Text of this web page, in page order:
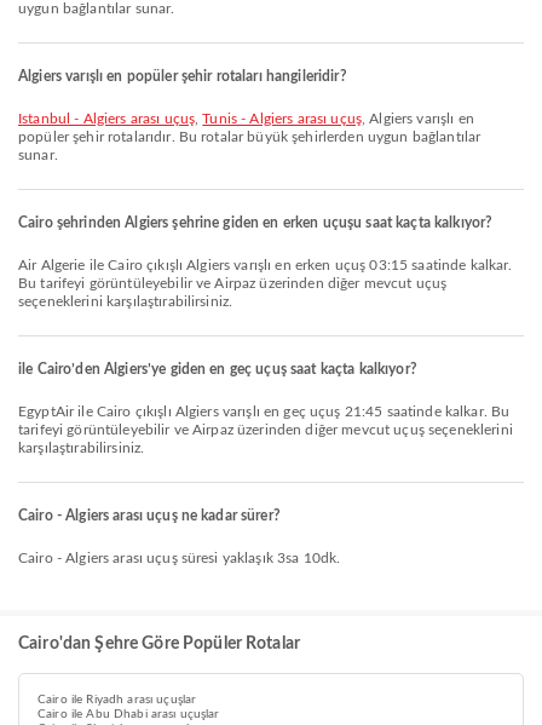
uygun bağlantılar sunar.
Algiers varışlı en popüler şehir rotaları hangileridir?
Istanbul - Algiers arası uçuş ,Tunis - Algiers arası uçuş, Algiers varışlı en
popüler şehir rotalarıdır. Bu rotalar büyük şehirlerden uygun bağlantılar
sunar.
Cairo şehrinden Algiers şehrine giden en erken uçuşu saat kaçta kalkıyor?
Air Algerie ile Cairo çıkışlı Algiers varışlı en erken uçuş 03:15 saatinde kalkar.
Bu tarifeyi görüntüleyebilir ve Airpaz üzerinden diğer mevcut uçuş
seçeneklerini karşılaştırabilirsiniz.
ile Cairo’den Algiers’ye giden en geç uçuş saat kaçta kalkıyor?
EgyptAir ile Cairo çıkışlı Algiers varışlı en geç uçuş 21:45 saatinde kalkar. Bu
tarifeyi görüntüleyebilir ve Airpaz üzerinden diğer mevcut uçuş seçeneklerini
karşılaştırabilirsiniz.
Cairo - Algiers arası uçuş ne kadar sürer?
Cairo - Algiers arası uçuş süresi yaklaşık 3sa 10dk.
Cairo'dan Şehre Göre Popüler Rotalar
Cairo ile Riyadh arası uçuşlar
Cairo ile Abu Dhabi arası uçuşlar